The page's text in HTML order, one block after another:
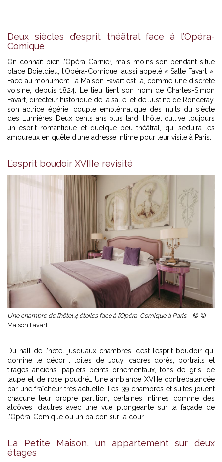
Deux siècles d’esprit théâtral face à l’Opéra-
Comique
On connaît bien l’Opéra Garnier, mais moins son pendant situé
place Boieldieu, l’Opéra-Comique, aussi appelé « Salle Favart ».
Face au monument, la Maison Favart est là, comme une discrète
voisine, depuis 1824. Le lieu tient son nom de Charles-Simon
Favart, directeur historique de la salle, et de Justine de Ronceray,
son actrice égérie, couple emblématique des nuits du siècle
des Lumières. Deux cents ans plus tard, l’hôtel cultive toujours
un esprit romantique et quelque peu théâtral, qui séduira les
amoureux en quête d’une adresse intime pour leur visite à Paris.
L’esprit boudoir XVIIIe revisité
Une chambre de l’hôtel 4 étoiles face à l’Opéra-Comique à Paris. - © ©
Maison Favart
Du hall de l’hôtel jusqu’aux chambres, c’est l’esprit boudoir qui
domine le décor : toiles de Jouy, cadres dorés, portraits et
tirages anciens, papiers peints ornementaux, tons de gris, de
taupe et de rose poudré… Une ambiance XVIIIe contrebalancée
par une fraîcheur très actuelle. Les 39 chambres et suites jouent
chacune leur propre partition, certaines intimes comme des
alcôves, d’autres avec une vue plongeante sur la façade de
l’Opéra-Comique ou un balcon sur la cour.
La Petite Maison, un appartement sur deux
étages